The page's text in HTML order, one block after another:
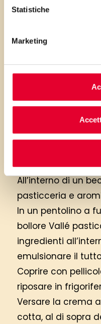
Statistiche
Marketing
i passaggi della
Crema da forno
All’interno di un
pasticceria e
In un pentolino a
bollore Vallé
ingredienti
emulsionare il
Coprire con
riposare in
Versare la crema
cotta, al di sopra